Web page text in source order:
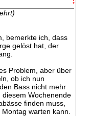
bemerkte ich, dass
gelöst hat, der
Problem, aber über
ob ich nun
Bass nicht mehr
Wochenende
finden muss,
warten kann.